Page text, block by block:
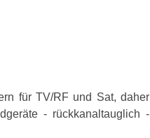
für TV/RF und Sat, daher
- rückkanaltauglich -